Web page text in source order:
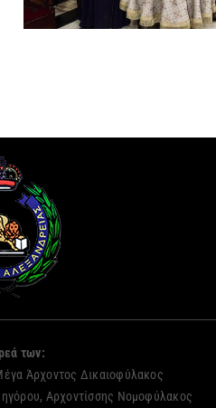
των:
Άρχοντος Δικαιοφύλακος
Αρχοντίσσης Νομοφύλακος